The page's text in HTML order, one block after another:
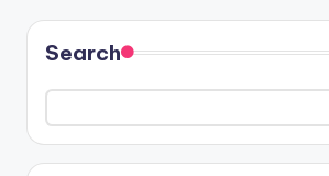
Search